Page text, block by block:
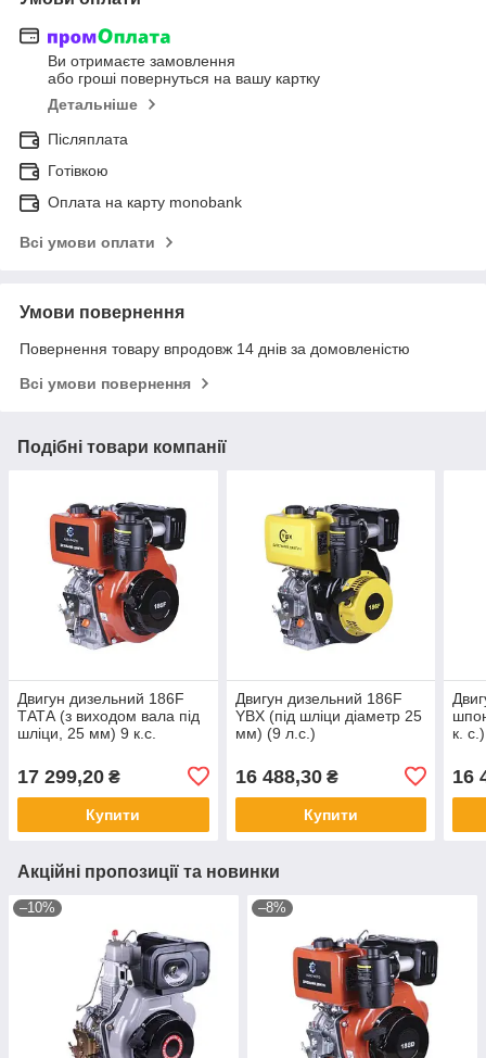
Ви отримаєте замовлення
або гроші повернуться на вашу картку
Детальніше
Післяплата
Готівкою
Оплата на карту monobank
Всі умови оплати
Умови повернення
Повернення товару впродовж 14 днів за домовленістю
Всі умови повернення
Подібні товари компанії
Двигун дизельний 186F
ТАТА (з виходом вала під
шліци, 25 мм) 9 к.с.
17 299,20 ₴
Купити
Двигун дизельний 186F
YBX (під шліци діаметр 25
мм) (9 л.с.)
16 488,30₴
Купити
к.
16
Акційні пропозиції та новинки
–10% –8%